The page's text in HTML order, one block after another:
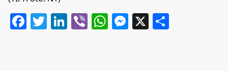
Facebook
Twitter
LinkedIn
ViberWhatsApp
Messenger
X